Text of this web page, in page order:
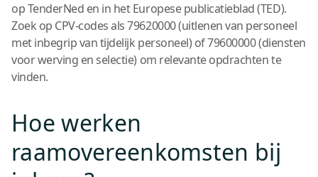
op TenderNed en in het Europese publicatieblad (TED).
Zoek op CPV-codes als 79620000 (uitlenen van personeel
met inbegrip van tijdelijk personeel) of 79600000 (diensten
voor werving en selectie) om relevante opdrachten te
vinden.
Hoe werken
raamovereenkomsten bij